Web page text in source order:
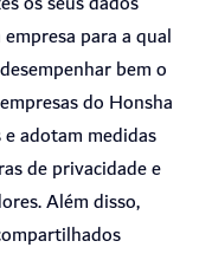
para a qual
bem o
do Honsha
adotam medidas
de privacidade e
Além disso,